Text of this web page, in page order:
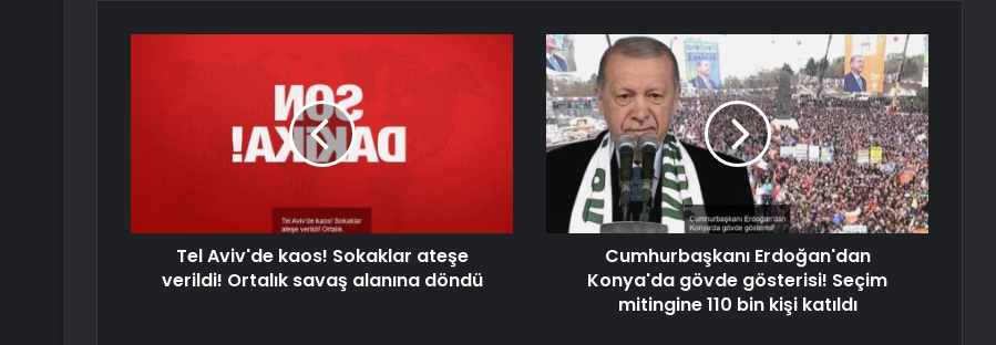
Tel Aviv'de kaos! Sokaklar ateşe
verildi! Ortalık savaş alanına döndü
Cumhurbaşkanı Erdoğan'dan
Konya'da gövde gösterisi! Seçim
mitingine 110 bin kişi katıldı